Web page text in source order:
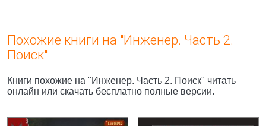
Похожие книги на "Инженер. Часть 2.
Поиск"
Книги похожие на "Инженер. Часть 2. Поиск" читать
онлайн или скачать бесплатно полные версии.